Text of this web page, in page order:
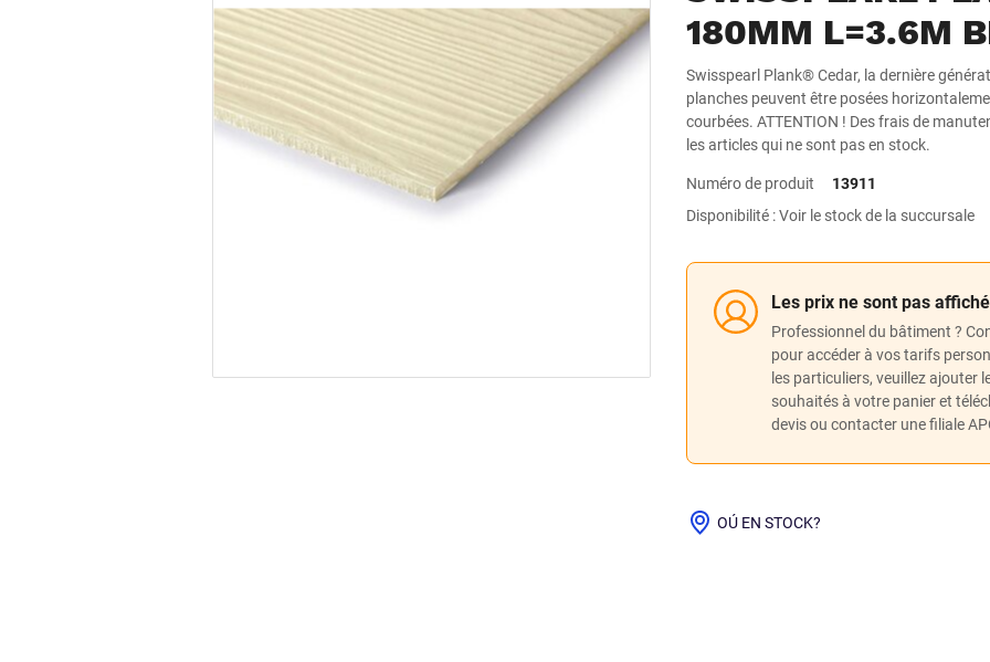
180MM L=3.6M
Swisspearl Plank® Cedar, la dernière
planches peuvent être posées
courbées. ATTENTION ! Des frais de
les articles qui ne sont pas en stock.
Numéro de produit
13911
Disponibilité : Voir le stock de la succursale
Les prix ne sont pas
Professionnel du bâtiment ?
pour accéder à vos tarifs
les particuliers, veuillez ajouter
souhaités à votre panier et
devis ou contacter une filiale
OÚ EN STOCK?